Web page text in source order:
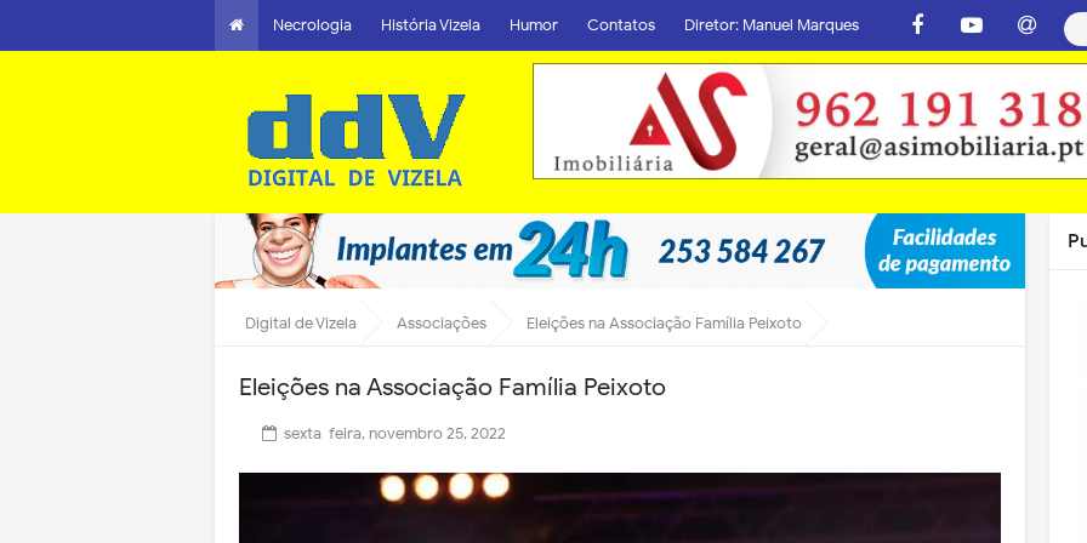
Necrologia História Vizela Humor Contatos Diretor: Manuel Marques
Digital de Vizela Associações Eleições na Associação Família Peixoto
Eleições na Associação Família Peixoto
sexta-feira, novembro 25, 2022